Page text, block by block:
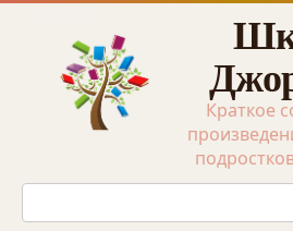
Перейти
Краткое
Поиск: